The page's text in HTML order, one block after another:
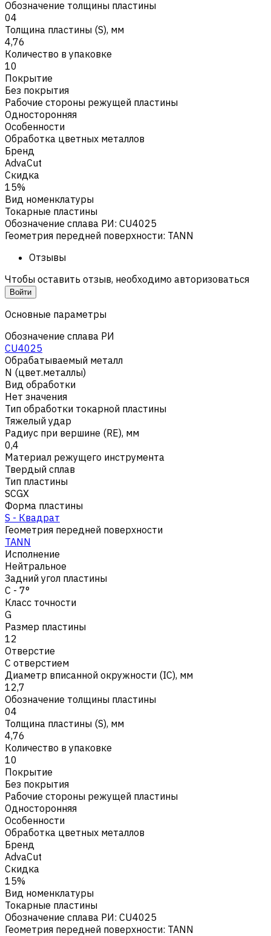
Обозначение толщины пластины
04
Толщина пластины (S), мм
4,76
Количество в упаковке
10
Покрытие
Без покрытия
Рабочие стороны режущей пластины
Односторонняя
Особенности
Обработка цветных металлов
Бренд
AdvaCut
Скидка
15%
Вид номенклатуры
Токарные пластины
Обозначение сплава РИ: CU4025
Геометрия передней поверхности: TANN
Отзывы
Чтобы оставить отзыв, необходимо авторизоваться
Войти
Основные параметры
Обозначение сплава РИ
CU4025
Обрабатываемый металл
N (цвет.металлы)
Вид обработки
Нет значения
Тип обработки токарной пластины
Тяжелый удар
Радиус при вершине (RE), мм
0,4
Материал режущего инструмента
Твердый сплав
Тип пластины
SCGX
Форма пластины
S - Квадрат
Геометрия передней поверхности
TANN
Исполнение
Нейтральное
Задний угол пластины
C - 7°
Класс точности
G
Размер пластины
12
Отверстие
С отверстием
Диаметр вписанной окружности (IC), мм
12,7
Обозначение толщины пластины
04
Толщина пластины (S), мм
4,76
Количество в упаковке
10
Покрытие
Без покрытия
Рабочие стороны режущей пластины
Односторонняя
Особенности
Обработка цветных металлов
Бренд
AdvaCut
Скидка
15%
Вид номенклатуры
Токарные пластины
Обозначение сплава РИ: CU4025
Геометрия передней поверхности: TANN